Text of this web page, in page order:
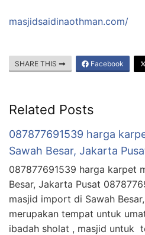
masjidsaidinaothman.com/
SHARE THIS Facebook
Related Posts
087877691539 harga
Sawah Besar, Jakarta
087877691539 harga karpet
Besar, Jakarta Pusat
masjid import di Sawah
merupakan tempat untuk
ibadah sholat , masjid untuk